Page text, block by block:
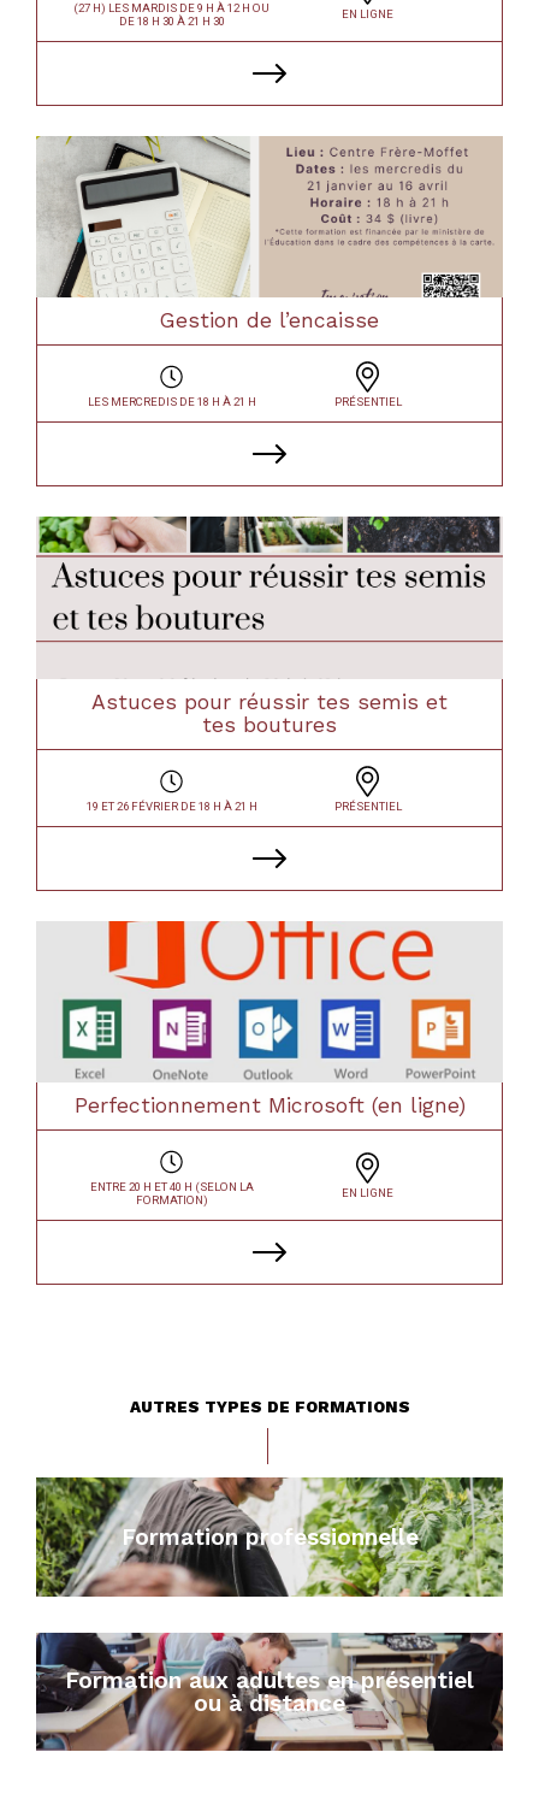
(27 H) LES MARDIS DE 9 H À 12 H OU
DE 18 H 30 À 21 H 30 EN LIGNE
Gestion de l’encaisse
LES MERCREDIS DE 18 H À 21 H PRÉSENTIEL
Astuces pour réussir tes semis et
tes boutures
19 ET 26 FÉVRIER DE 18 H À 21 H PRÉSENTIEL
Perfectionnement Microsoft (en ligne)
ENTRE 20 H ET 40 H (SELON LA
FORMATION) EN LIGNE
AUTRES TYPES DE FORMATIONS
Formation professionnelle
Formation aux adultes en présentiel
ou à distance